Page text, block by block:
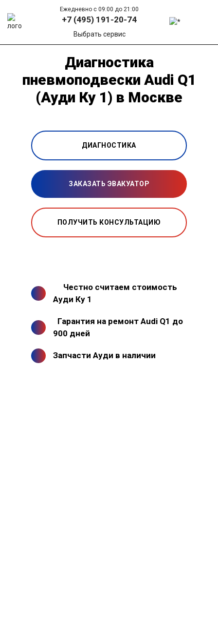
Ежедневно с 09:00 до 21:00
+7 (495) 191-20-74
Выбрать сервис
Диагностика
пневмоподвески Audi Q1
(Ауди Ку 1) в Москве
ДИАГНОСТИКА
ЗАКАЗАТЬ ЭВАКУАТОР
ПОЛУЧИТЬ КОНСУЛЬТАЦИЮ
Честно считаем стоимость
Ауди Ку 1
Гарантия на ремонт Audi Q1 до
900 дней
Запчасти Ауди в наличии